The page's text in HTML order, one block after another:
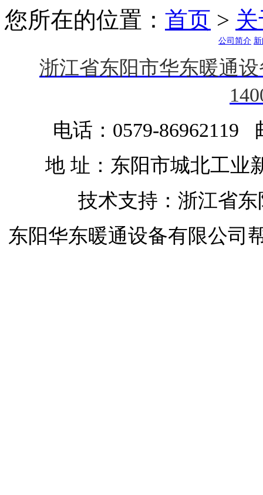
您所在的位置： 首页 >
公司简介
浙江省东阳市华东暖通
电话：0579-86962119
地 址：东阳市城北工业
技术支持：浙江省
东阳华东暖通设备有限公司